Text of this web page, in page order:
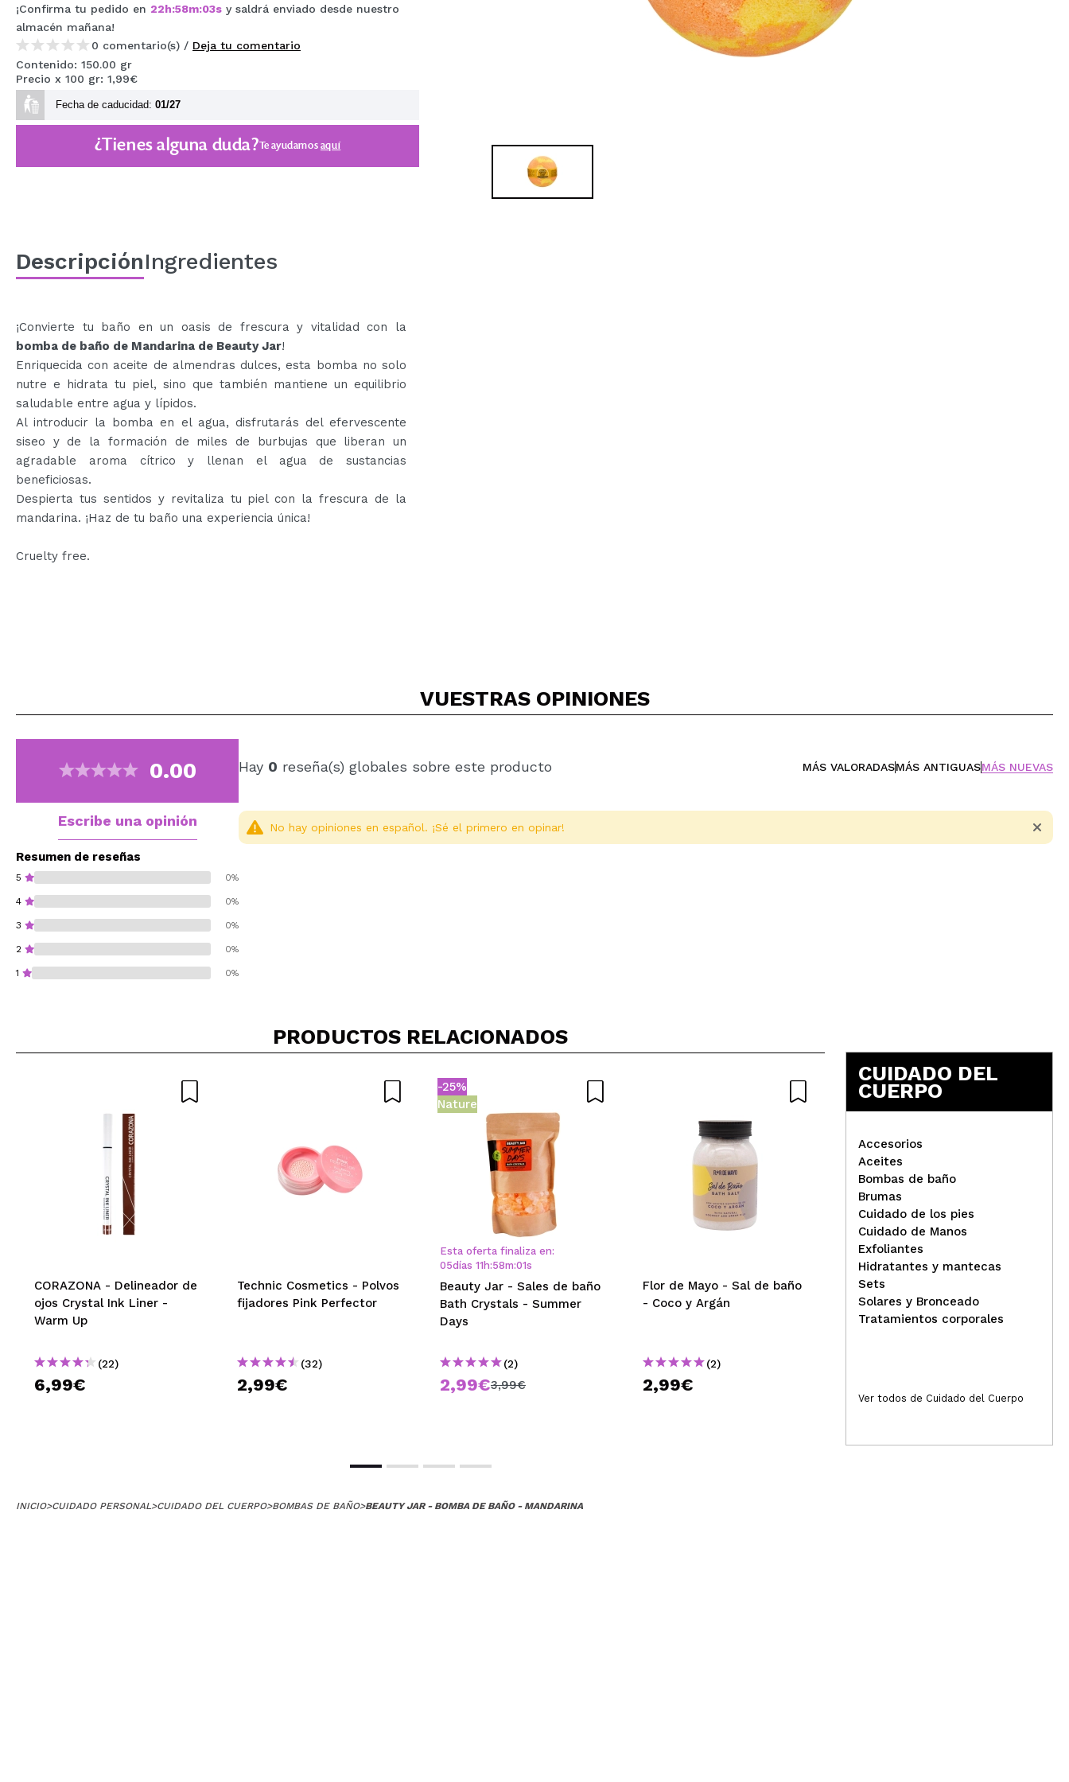
MAQUIFARMA
KOREA ZONE
TRAVEL SIZE
NATURE
OFERTAS
PRÓXIMAMENTE
CREAR CUENTA
¡Confirma tu pedido en 22h:58m:02s y saldrá enviado desde nuestro
almacén mañana!
0 comentario(s) / Deja tu comentario
Contenido: 150.00 gr
Precio x 100 gr: 1,99€
Fecha de caducidad: 01/27
¿Tienes alguna duda?Te ayudamosaquí
DescripciónIngredientes
¡Convierte tu baño en un oasis de frescura y vitalidad con la
bomba de baño de Mandarina de Beauty Jar!
Enriquecida con aceite de almendras dulces, esta bomba no solo
nutre e hidrata tu piel, sino que también mantiene un equilibrio
saludable entre agua y lípidos.
Al introducir la bomba en el agua, disfrutarás del efervescente
siseo y de la formación de miles de burbujas que liberan un
agradable aroma cítrico y llenan el agua de sustancias
beneficiosas.
Despierta tus sentidos y revitaliza tu piel con la frescura de la
mandarina. ¡Haz de tu baño una experiencia única!
Cruelty free.
VUESTRAS OPINIONES
0.00
Escribe una opinión
Resumen de reseñas
5 0%
4 0%
3 0%
2 0%
1 0%
Hay 0 reseña(s) globales sobre este producto MÁS VALORADASMÁS ANTIGUASMÁS NUEVAS
No hay opiniones en español. ¡Sé el primero en opinar!
PRODUCTOS RELACIONADOS
CORAZONA - Delineador de
ojos Crystal Ink Liner -
Warm Up
(22)
6,99€
Technic Cosmetics - Polvos
fijadores Pink Perfector
(32)
2,99€
-25%
Nature
Esta oferta finaliza en:
05días 11 h:57m:59s
Beauty Jar - Sales de baño
Bath Crystals - Summer
Days
(2)
2,99€3,99€
Flor de Mayo - Sal de baño
- Coco y Argán
(2)
2,99€
IDC Institute - Set de
Bombas de baño
CUIDADO DEL
CUERPO
Accesorios
Aceites
Bombas de baño
Brumas
Cuidado de los pies
Cuidado de Manos
Exfoliantes
Hidratantes y mantecas
Sets
Solares y Bronceado
Tratamientos corporales
Ver todos de Cuidado del Cuerpo
INICIO>CUIDADO PERSONAL>CUIDADO DEL CUERPO>BOMBAS DE BAÑO>BEAUTY JAR - BOMBA DE BAÑO - MANDARINA